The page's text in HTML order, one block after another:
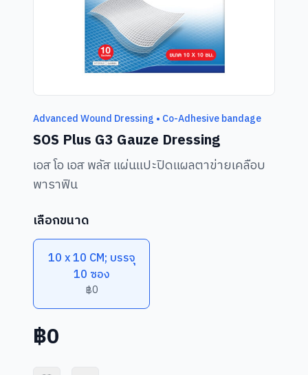
Advanced Wound Dressing • Co-Adhesive bandage
SOS Plus G3 Gauze Dressing
เอส โอ เอส พลัส แผ่นแปะปิดแผลตาข่ายเคลือบ
พาราฟิน
เลือกขนาด
10 x 10 CM; บรรจุ
10 ซอง
฿0
฿0